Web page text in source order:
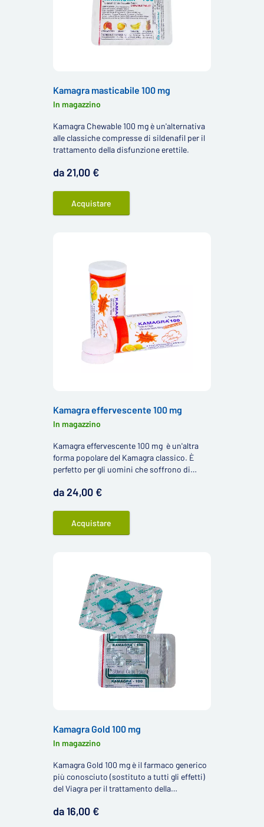
Kamagra masticabile 100 mg
In magazzino
Kamagra Chewable 100 mg è un'alternativa
alle classiche compresse di sildenafil per il
trattamento della disfunzione erettile.
da 21,00 €
Acquistare
Kamagra effervescente 100 mg
In magazzino
Kamagra effervescente 100 mg è un'altra
forma popolare del Kamagra classico. È
perfetto per gli uomini che soffrono di
di un'alternativa alle classiche compresse
da 24,00 €
Acquistare
Kamagra Gold 100 mg
In magazzino
Kamagra Gold 100 mg è il farmaco generico
più conosciuto (sostituto a tutti gli effetti)
del Viagra per il trattamento della
attivo sildenafil.
da 16,00 €